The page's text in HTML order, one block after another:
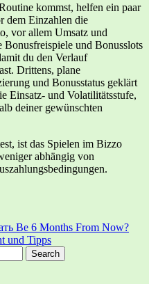
kommst, helfen ein paar
dem Einzahlen die
vor allem Umsatz und
Bonusfreispiele und Bonusslots
du den Verlauf
Drittens, plane
und Bonusstatus geklärt
Einsatz- und Volatilitätsstufe,
deiner gewünschten
ist das Spielen im Bizzo
abhängig von
Be 6 Months From Now?
und Tipps